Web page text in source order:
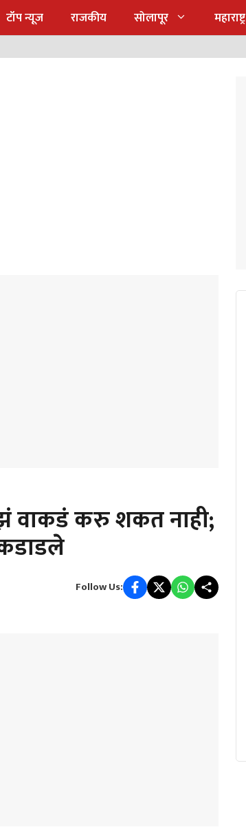
टॉप न्यूज राजकीय सोलापूर महाराष्ट्र
वाकडं करु शकत नाही;
Follow Us: